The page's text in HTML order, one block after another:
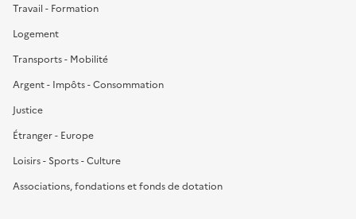
Travail - Formation
Logement
Transports - Mobilité
Argent - Impôts - Consommation
Justice
Étranger - Europe
Loisirs - Sports - Culture
Associations, fondations et fonds de dotation